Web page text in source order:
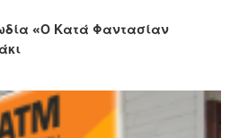
«Ο Κατά Φαντασίαν